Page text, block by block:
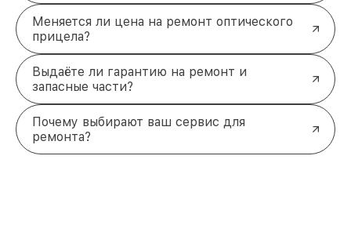
Меняется ли цена на ремонт оптического
прицела?
Выдаёте ли гарантию на ремонт и
запасные части?
Почему выбирают ваш сервис для
ремонта?